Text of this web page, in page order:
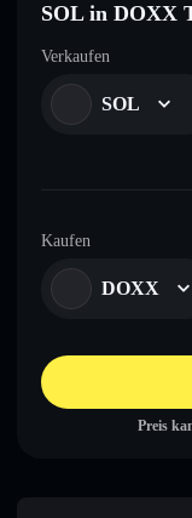
SOL in DOXX
Verkaufen
SOL
Kaufen
DOXX
Preis